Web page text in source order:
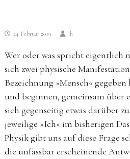
24. Februar 2019 jh
Wer oder was spricht eigentlich
sich zwei physische
Bezeichnung »Mensch«
und beginnen, gemeinsam über
sich gegenseitig etwas darüber
jeweilige »Ich« im bisherigen
Physik gibt uns auf diese Frage
die unfassbar erscheinende